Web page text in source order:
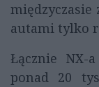
autami tylko
Łącznie NX-
ponad 20